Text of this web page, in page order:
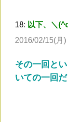
18: 以下、＼
2016/02/15(月
その一回と
いての一回